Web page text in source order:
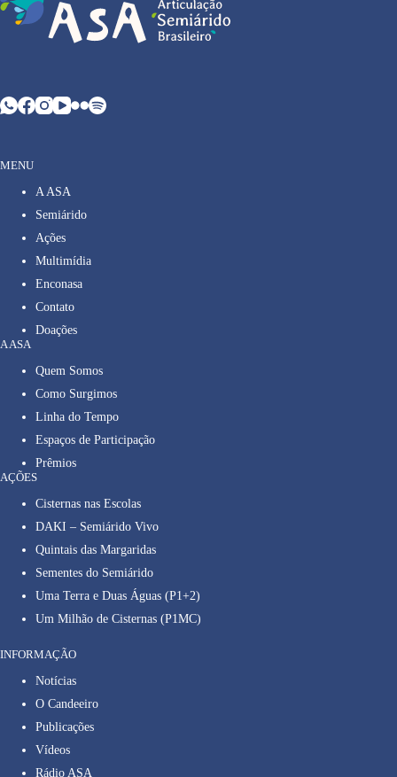
MENU
A ASA
Semiárido
Ações
Multimídia
Enconasa
Contato
Doações
A ASA
Quem Somos
Como Surgimos
Linha do Tempo
Espaços de Participação
Prêmios
AÇÕES
Cisternas nas Escolas
DAKI – Semiárido Vivo
Quintais das Margaridas
Sementes do Semiárido
Uma Terra e Duas Águas (P1+2)
Um Milhão de Cisternas (P1MC)
INFORMAÇÃO
Notícias
O Candeeiro
Publicações
Vídeos
Rádio ASA